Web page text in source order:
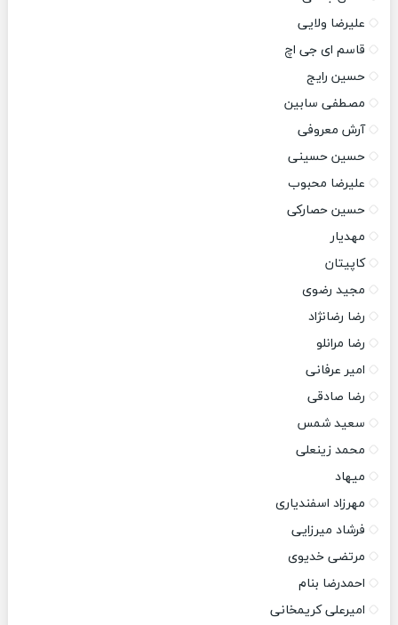
علیرضا ولایی
قاسم ای جی اچ
حسین رایج
مصطفی سابین
آرش معروفی
حسین حسینی
علیرضا محبوب
حسین حصارکی
مهدیار
کاپیتان
مجید رضوی
رضا رضانژاد
رضا مرانلو
امیر عرفانی
رضا صادقی
سعید شمس
محمد زینعلی
میهاد
مهرزاد اسفندیاری
فرشاد میرزایی
مرتضی خدیوی
احمدرضا بنام
امیرعلی کریمخانی